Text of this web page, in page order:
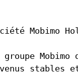
Mobimo
groupe
stables